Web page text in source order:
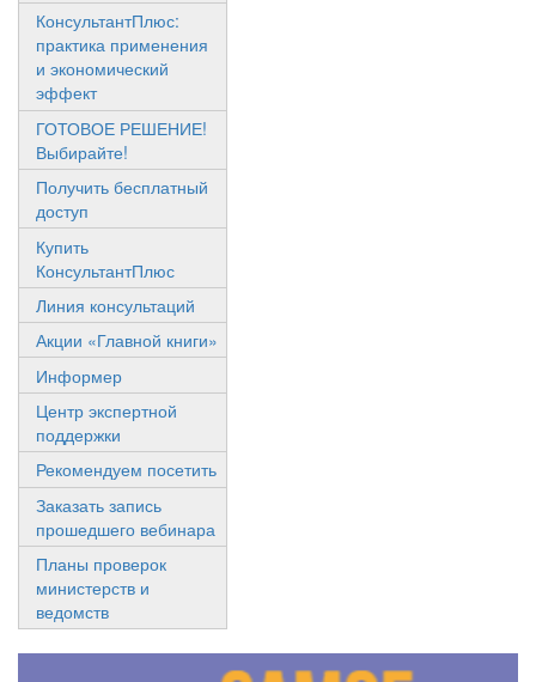
КонсультантПлюс:
практика применения
и экономический
эффект
ГОТОВОЕ РЕШЕНИЕ!
Выбирайте!
Получить бесплатный
доступ
Купить
КонсультантПлюс
Линия консультаций
Акции «Главной книги»
Информер
Центр экспертной
поддержки
Рекомендуем посетить
Заказать запись
прошедшего вебинара
Планы проверок
министерств и
ведомств